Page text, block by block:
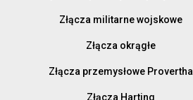
Złącza militarne wojskowe
Złącza okrągłe
Złącza przemysłowe Provertha
Złącza Harting